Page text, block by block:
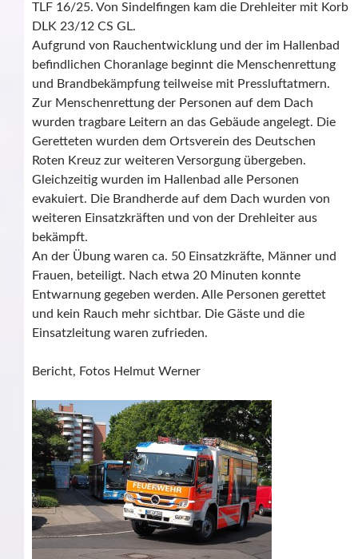
TLF 16/25. Von Sindelfingen kam die Drehleiter mit Korb
DLK 23/12 CS GL.
Aufgrund von Rauchentwicklung und der im Hallenbad
befindlichen Choranlage beginnt die Menschenrettung
und Brandbekämpfung teilweise mit Pressluftatmern.
Zur Menschenrettung der Personen auf dem Dach
wurden tragbare Leitern an das Gebäude angelegt. Die
Geretteten wurden dem Ortsverein des Deutschen
Roten Kreuz zur weiteren Versorgung übergeben.
Gleichzeitig wurden im Hallenbad alle Personen
evakuiert. Die Brandherde auf dem Dach wurden von
weiteren Einsatzkräften und von der Drehleiter aus
bekämpft.
An der Übung waren ca. 50 Einsatzkräfte, Männer und
Frauen, beteiligt. Nach etwa 20 Minuten konnte
Entwarnung gegeben werden. Alle Personen gerettet
und kein Rauch mehr sichtbar. Die Gäste und die
Einsatzleitung waren zufrieden.
Bericht, Fotos Helmut Werner